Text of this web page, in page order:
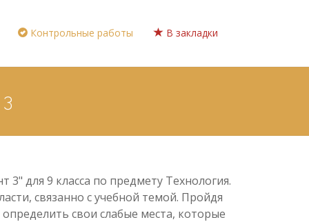
Контрольные работы В закладки
для 9 класса по предмету Технология.
связанно с учебной темой. Пройдя
свои слабые места, которые